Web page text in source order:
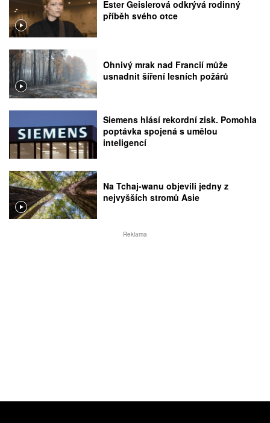
Ester Geislerová odkrývá rodinný
příběh svého otce
Ohnivý mrak nad Francií může
usnadnit šíření lesních požárů
Siemens hlásí rekordní zisk. Pomohla
poptávka spojená s umělou
inteligencí
Na Tchaj-wanu objevili jedny z
nejvyšších stromů Asie
Reklama